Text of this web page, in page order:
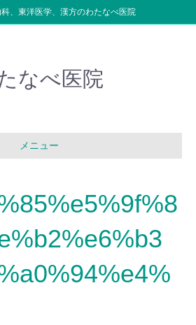
、東洋医学、漢方のわたなべ医院
なべ医院
メニュー